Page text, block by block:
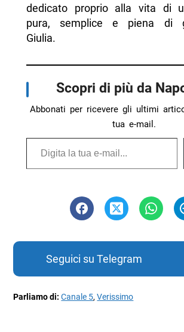
dedicato proprio alla vita di
pura, semplice e piena di
Giulia.
Scopri di più da
Abbonati per ricevere gli ultimi
tua e-mail.
Digita la tua e-mail...
Seguici su Telegram
Parliamo di:Canale 5,Verissimo